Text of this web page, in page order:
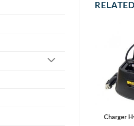
Charger